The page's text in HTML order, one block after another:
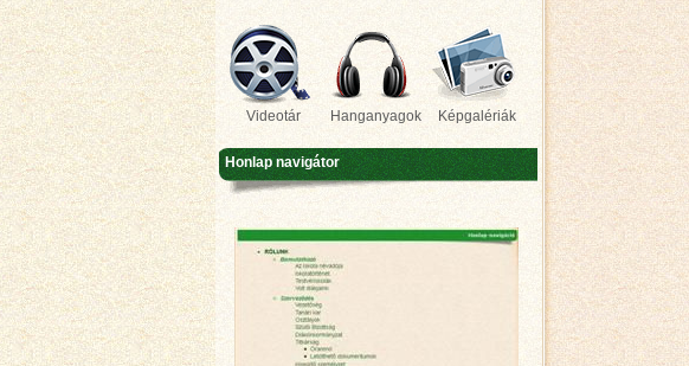
Videotár Hanganyagok Képgalériák
Honlap navigátor